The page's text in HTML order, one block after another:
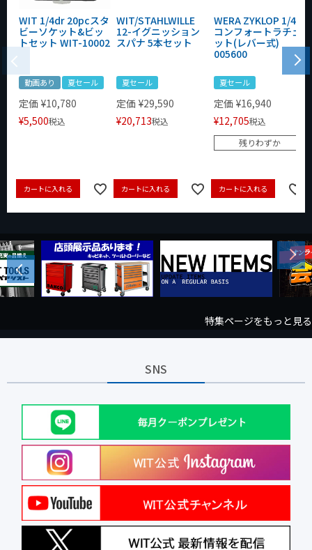
WIT 1/4dr 20pcスタ
ビーソケット&ビッ
トセット WIT-10002
動画あり 夏セール
定価 ¥10,780
¥5,500税込
カートに入れる
WIT/STAHLWILLE
12-イグニッション
スパナ 5本セット
夏セール
定価 ¥29,590
¥20,713税込
カートに入れる
WERA ZYKLOP 1/4"
コンフォートラチェ
ット(レバー式)
005600
夏セール
定価 ¥16,940
¥12,705税込
残りわずか
カートに入れる
Previous
Next
特集ページをもっと見る
SNS